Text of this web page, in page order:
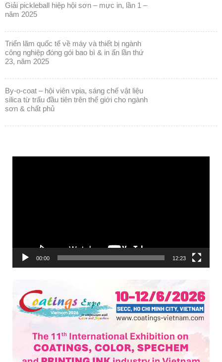
giải pickleball hiệp hội sơn – mực in, lần 1 –
năm 2025
triển lãm quốc tế về máy và thiết bị ngành
công nghiệp đóng gói bao bì & in ấn lần thứ
23, năm 2025
by-o-coat – hội viên vpia, sáng chế vật liệu
silica từ trấu đầu tiên trên thế giới cho ngành
sơn & chất phủ
00:00 12:23